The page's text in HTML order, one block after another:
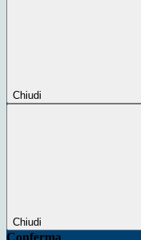
Chiudi
Chiudi